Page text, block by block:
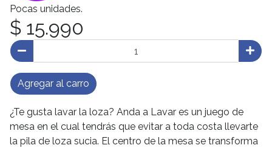
Pocas unidades.
$ 15.990
Agregar al carro
¿Te gusta lavar la loza? Anda a Lavar es un juego de
mesa en el cual tendrás que evitar a toda costa llevarte
la pila de loza sucia. El centro de la mesa se transforma